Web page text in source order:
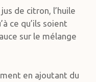
de citron, l’huile
ce qu’ils soient
sur le mélange
en ajoutant du